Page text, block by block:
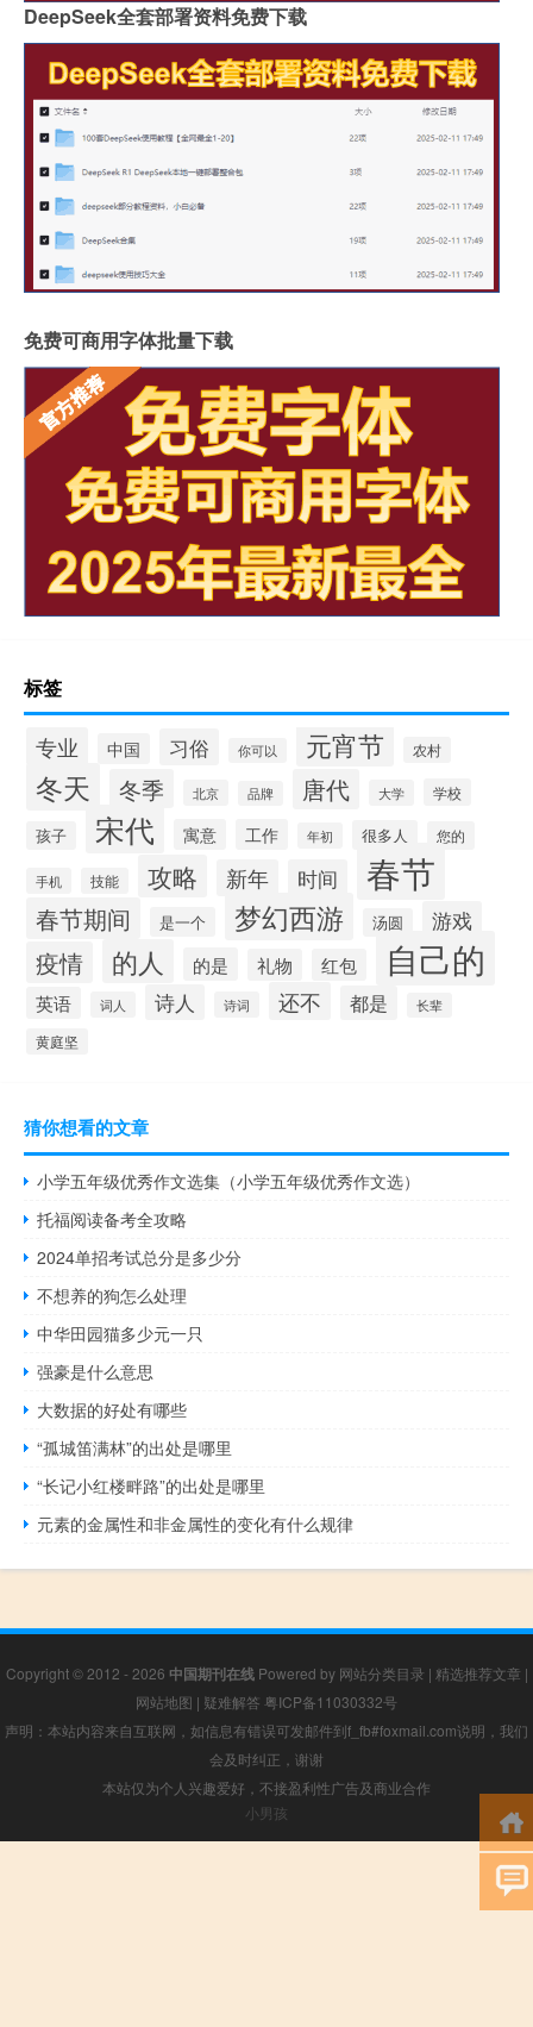
DeepSeek全套部署资料免费下载
免费可商用字体批量下载
标签
专业 中国 习俗 你可以 元宵节 农村
冬天 冬季 北京 品牌 唐代 大学 学校
孩子 宋代 寓意 工作 年初 很多人 您的
手机 技能 攻略 新年 时间 春节
春节期间 是一个 梦幻西游 汤圆 游戏
疫情 的人 的是 礼物 红包 自己的
英语 词人 诗人 诗词 还不 都是 长辈
黄庭坚
猜你想看的文章
小学五年级优秀作文选集（小学五年级优秀作文选）
托福阅读备考全攻略
2024单招考试总分是多少分
不想养的狗怎么处理
中华田园猫多少元一只
强豪是什么意思
大数据的好处有哪些
“孤城笛满林”的出处是哪里
“长记小红楼畔路”的出处是哪里
元素的金属性和非金属性的变化有什么规律
Copyright © 2012 - 2026 中国期刊在线Powered by 网站分类目录 | 精选推荐文章 |
网站地图 | 疑难解答 粤ICP备11030332号
声明：本站内容来自互联网，如信息有错误可发邮件到f_fb#foxmail.com说明，我们
会及时纠正，谢谢
本站仅为个人兴趣爱好，不接盈利性广告及商业合作
小男孩